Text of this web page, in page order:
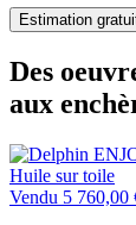
Estimation
Des
aux
Vendu 5 760,00